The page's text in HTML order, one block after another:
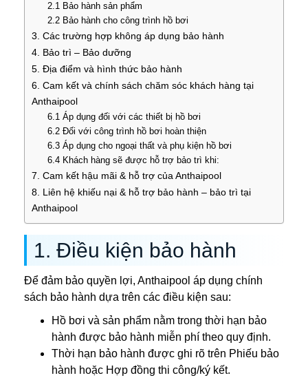
2.1 Bảo hành sản phẩm
2.2 Bảo hành cho công trình hồ bơi
3. Các trường hợp không áp dụng bảo hành
4. Bảo trì – Bảo dưỡng
5. Địa điểm và hình thức bảo hành
6. Cam kết và chính sách chăm sóc khách hàng tại
Anthaipool
6.1 Áp dụng đối với các thiết bị hồ bơi
6.2 Đối với công trình hồ bơi hoàn thiện
6.3 Áp dụng cho ngoại thất và phụ kiện hồ bơi
6.4 Khách hàng sẽ được hỗ trợ bảo trì khi:
7. Cam kết hậu mãi & hỗ trợ của Anthaipool
8. Liên hệ khiếu nại & hỗ trợ bảo hành – bảo trì tại
Anthaipool
1. Điều kiện bảo hành
Để đảm bảo quyền lợi, Anthaipool áp dụng chính
sách bảo hành dựa trên các điều kiện sau:
Hồ bơi và sản phẩm nằm trong thời hạn bảo
hành được bảo hành miễn phí theo quy định.
Thời hạn bảo hành được ghi rõ trên Phiếu bảo
hành hoặc Hợp đồng thi công/ký kết.